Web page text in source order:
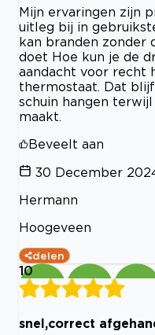
Mijn ervaringen zijn
uitleg bij in
kan branden zonder
doet Hoe kun je de
aandacht voor recht
thermostaat. Dat
schuin hangen
maakt.
Beveelt aan
30 December
Hermann
Hoogeveen
delen
10
snel,correct